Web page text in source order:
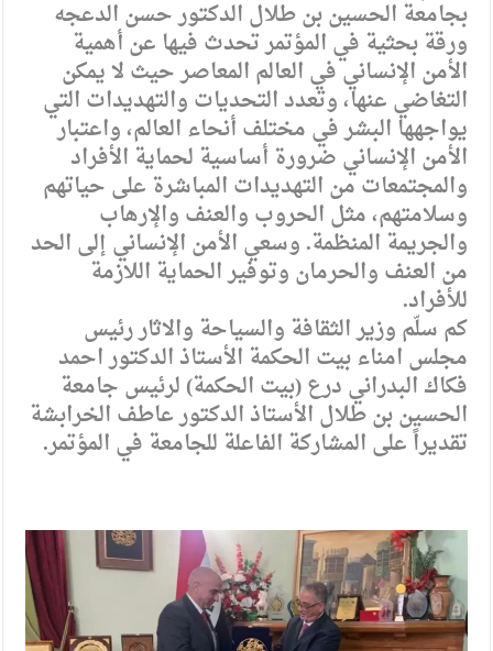
بجامعة الحسين بن طلال الدكتور حسن الدعجه
ورقة بحثية في المؤتمر تحدث فيها عن أهمية
الأمن الإنساني في العالم المعاصر حيث لا يمكن
التغاضي عنها، وتعدد التحديات والتهديدات التي
يواجهها البشر في مختلف أنحاء العالم، واعتبار
الأمن الإنساني ضرورة أساسية لحماية الأفراد
والمجتمعات من التهديدات المباشرة على حياتهم
وسلامتهم، مثل الحروب والعنف والإرهاب
والجريمة المنظمة. وسعي الأمن الإنساني إلى الحد
من العنف والحرمان وتوفير الحماية اللازمة
للأفراد.
كم سلّم وزير الثقافة والسياحة والاثار رئيس
مجلس امناء بيت الحكمة الأستاذ الدكتور احمد
فكاك البدراني درع (بيت الحكمة) لرئيس جامعة
الحسين بن طلال الأستاذ الدكتور عاطف الخرابشة
تقديراً على المشاركة الفاعلة للجامعة في المؤتمر.